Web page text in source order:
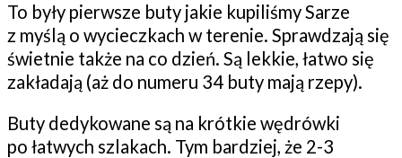
To były pierwsze buty jakie kupiliśmy Sarze
z myślą o wycieczkach w terenie. Sprawdzają się
świetnie także na co dzień. Są lekkie, łatwo się
zakładają (aż do numeru 34 buty mają rzepy).
Buty dedykowane są na krótkie wędrówki
po łatwych szlakach. Tym bardziej, że 2-3